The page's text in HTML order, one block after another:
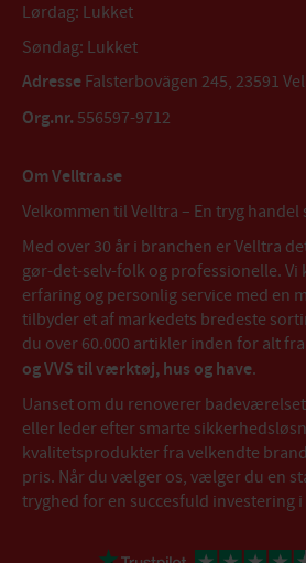
Lørdag: Lukket
Søndag: Lukket
Adresse Falsterbovägen 245, 23591
Org.nr. 556597-9712
Om Velltra.se
Velkommen til Velltra – En tryg handel
Med over 30 år i branchen er Velltra
gør-det-selv-folk og professionelle.
erfaring og personlig service med en
tilbyder et af markedets bredeste
du over 60.000 artikler inden for alt fra
og VVS til værktøj, hus og have.
Uanset om du renoverer
eller leder efter smarte
kvalitetsprodukter fra velkendte
pris. Når du vælger os, vælger du en
tryghed for en succesfuld investering